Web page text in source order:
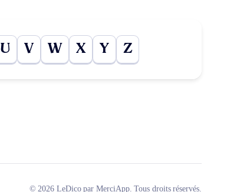
U V W X Y Z
© 2026 LeDico par MerciApp. Tous droits réservés.